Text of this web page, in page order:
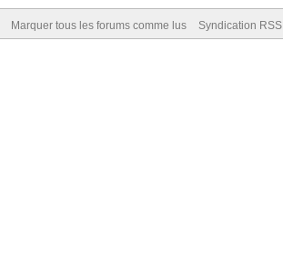
Marquer tous les forums comme lus Syndication RSS